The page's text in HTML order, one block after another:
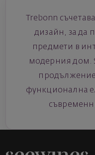
Trebonn
дизайн, за да
предмети в
модерния дом.
функционална